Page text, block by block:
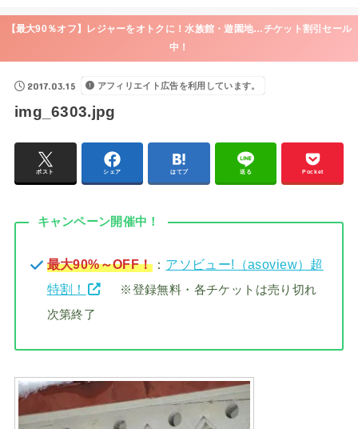
【最大90％オフ】レジャーをオトクに！水族館・遊園地…チケット割引セール
中！
2017.03.15 アフィリエイト広告を利用しています。
img_6303.jpg
ポスト シェア はてブ 送る Pocket
キャンペーン開催中！
最大90%～OFF！： アソビュー!（asoview）超
特割！
※登録無料・各チケットは売り切れ
次第終了